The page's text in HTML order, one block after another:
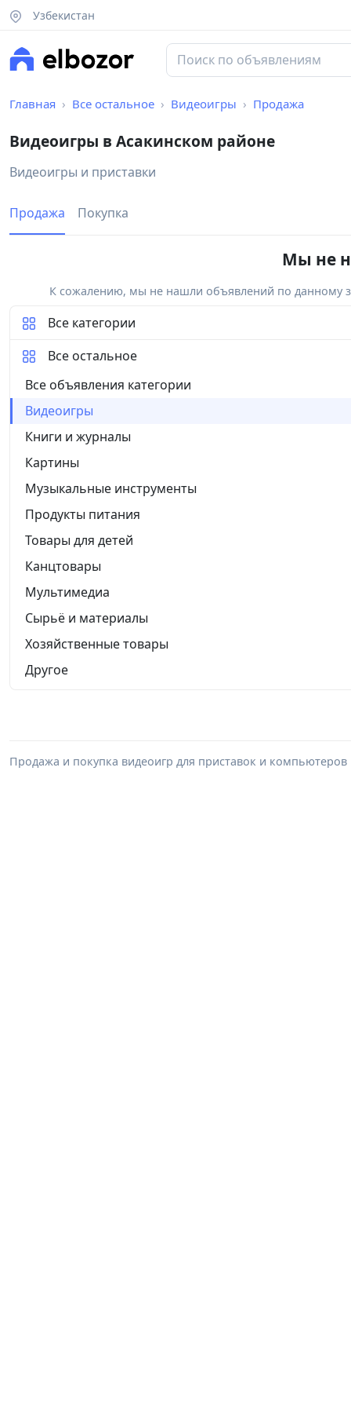
Узбекистан
Главная Все остальное Видеоигры Продажа
Видеоигры в Асакинском районе
Видеоигры и приставки
Продажа Покупка
Мы не
К сожалению, мы не нашли объявлений по данному
Все категории
Все остальное
Все объявления категории
Видеоигры
Книги и журналы
Картины
Музыкальные инструменты
Продукты питания
Товары для детей
Канцтовары
Мультимедиа
Сырьё и материалы
Хозяйственные товары
Другое
Продажа и покупка видеоигр для приставок и